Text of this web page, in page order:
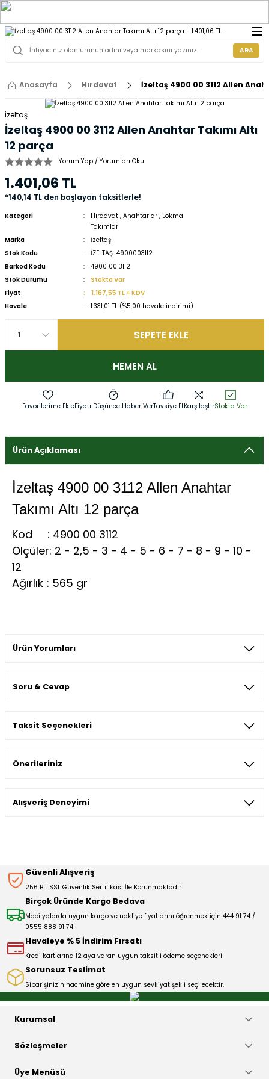
ARA
Anasayfa Hırdavat İzeltaş 4900 00 3112 Allen
İzeltaş
İzeltaş 4900 00 3112 Allen Anahtar Takımı Altı
12 parça
Yorum Yap / Yorumları Oku
1.401,06 TL
*140,14 TL den başlayan taksitlerle!
Kategori Hırdavat ,Anahtarlar , Lokma
Takımları
Marka
İzeltaş
Stok Kodu
İZELTAŞ-4900003112
Barkod Kodu
4900 00 3112
Stok Durumu
Stokta Var
Fiyat
1.167,55 TL + KDV
Havale
1.331,01 TL (%5,00 havale indirimi)
SEPETE EKLE
HEMEN AL
Fiyatı Düşünce Haber VerTavsiye EtKarşılaştırStokta Var
Ürün Açıklaması
İzeltaş 4900 00 3112 Allen Anahtar
Takımı Altı 12 parça
Kod : 4900 00 3112
Ölçüler: 2 - 2,5 - 3 - 4 - 5 - 6 - 7 - 8 - 9 - 10 -
12
Ağırlık : 565 gr
Ürün Yorumları
Soru & Cevap
Taksit Seçenekleri
Önerileriniz
Bu ürünün fiyat bilgisi, resim, ürün açıklamalarında ve diğer
konularda yetersiz gördüğünüz noktaları öneri formunu
Ürün açıklamasında eksik bilgiler bulunuyor.
Ürün fiyatı diğer sitelerden daha pahalı.
Bu ürüne benzer farklı alternatifler olmalı.
Alışveriş Deneyimi
Deneyimini Paylaş
Güvenli Alışveriş
256 Bit SSL Güvenlik Sertifikası İle Korunmaktadır.
Birçok Üründe Kargo Bedava
Mobilyalarda uygun kargo ve nakliye fiyatlarını öğrenmek için 444 91 74 /
0555 888 91 74
Havaleye % 5 İndirim Fırsatı
Kredi kartlarına 12 aya varan uygun taksitli ödeme seçenekleri
Sorunsuz Teslimat
Siparişinizin hacmine göre en uygun sevkiyat şekli seçilecektir.
Kurumsal
Sözleşmeler
Üye Menüsü